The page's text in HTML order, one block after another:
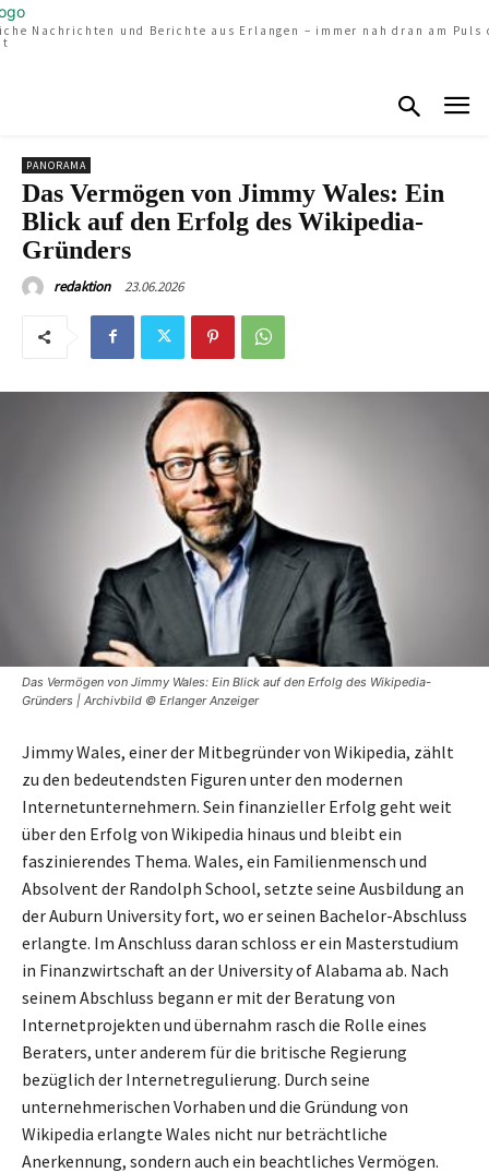
Nachrichten und Berichte aus Erlangen – immer nah dran am Puls
PANORAMA
Das Vermögen von Jimmy Wales: Ein
Blick auf den Erfolg des Wikipedia-
Gründers
redaktion 23.06.2026
Das Vermögen von Jimmy Wales: Ein Blick auf den Erfolg des Wikipedia-
Gründers | Archivbild © Erlanger Anzeiger
Jimmy Wales, einer der Mitbegründer von Wikipedia, zählt
zu den bedeutendsten Figuren unter den modernen
Internetunternehmern. Sein finanzieller Erfolg geht weit
über den Erfolg von Wikipedia hinaus und bleibt ein
faszinierendes Thema. Wales, ein Familienmensch und
Absolvent der Randolph School, setzte seine Ausbildung an
der Auburn University fort, wo er seinen Bachelor-Abschluss
erlangte. Im Anschluss daran schloss er ein Masterstudium
in Finanzwirtschaft an der University of Alabama ab. Nach
seinem Abschluss begann er mit der Beratung von
Internetprojekten und übernahm rasch die Rolle eines
Beraters, unter anderem für die britische Regierung
bezüglich der Internetregulierung. Durch seine
unternehmerischen Vorhaben und die Gründung von
Wikipedia erlangte Wales nicht nur beträchtliche
Anerkennung, sondern auch ein beachtliches Vermögen.